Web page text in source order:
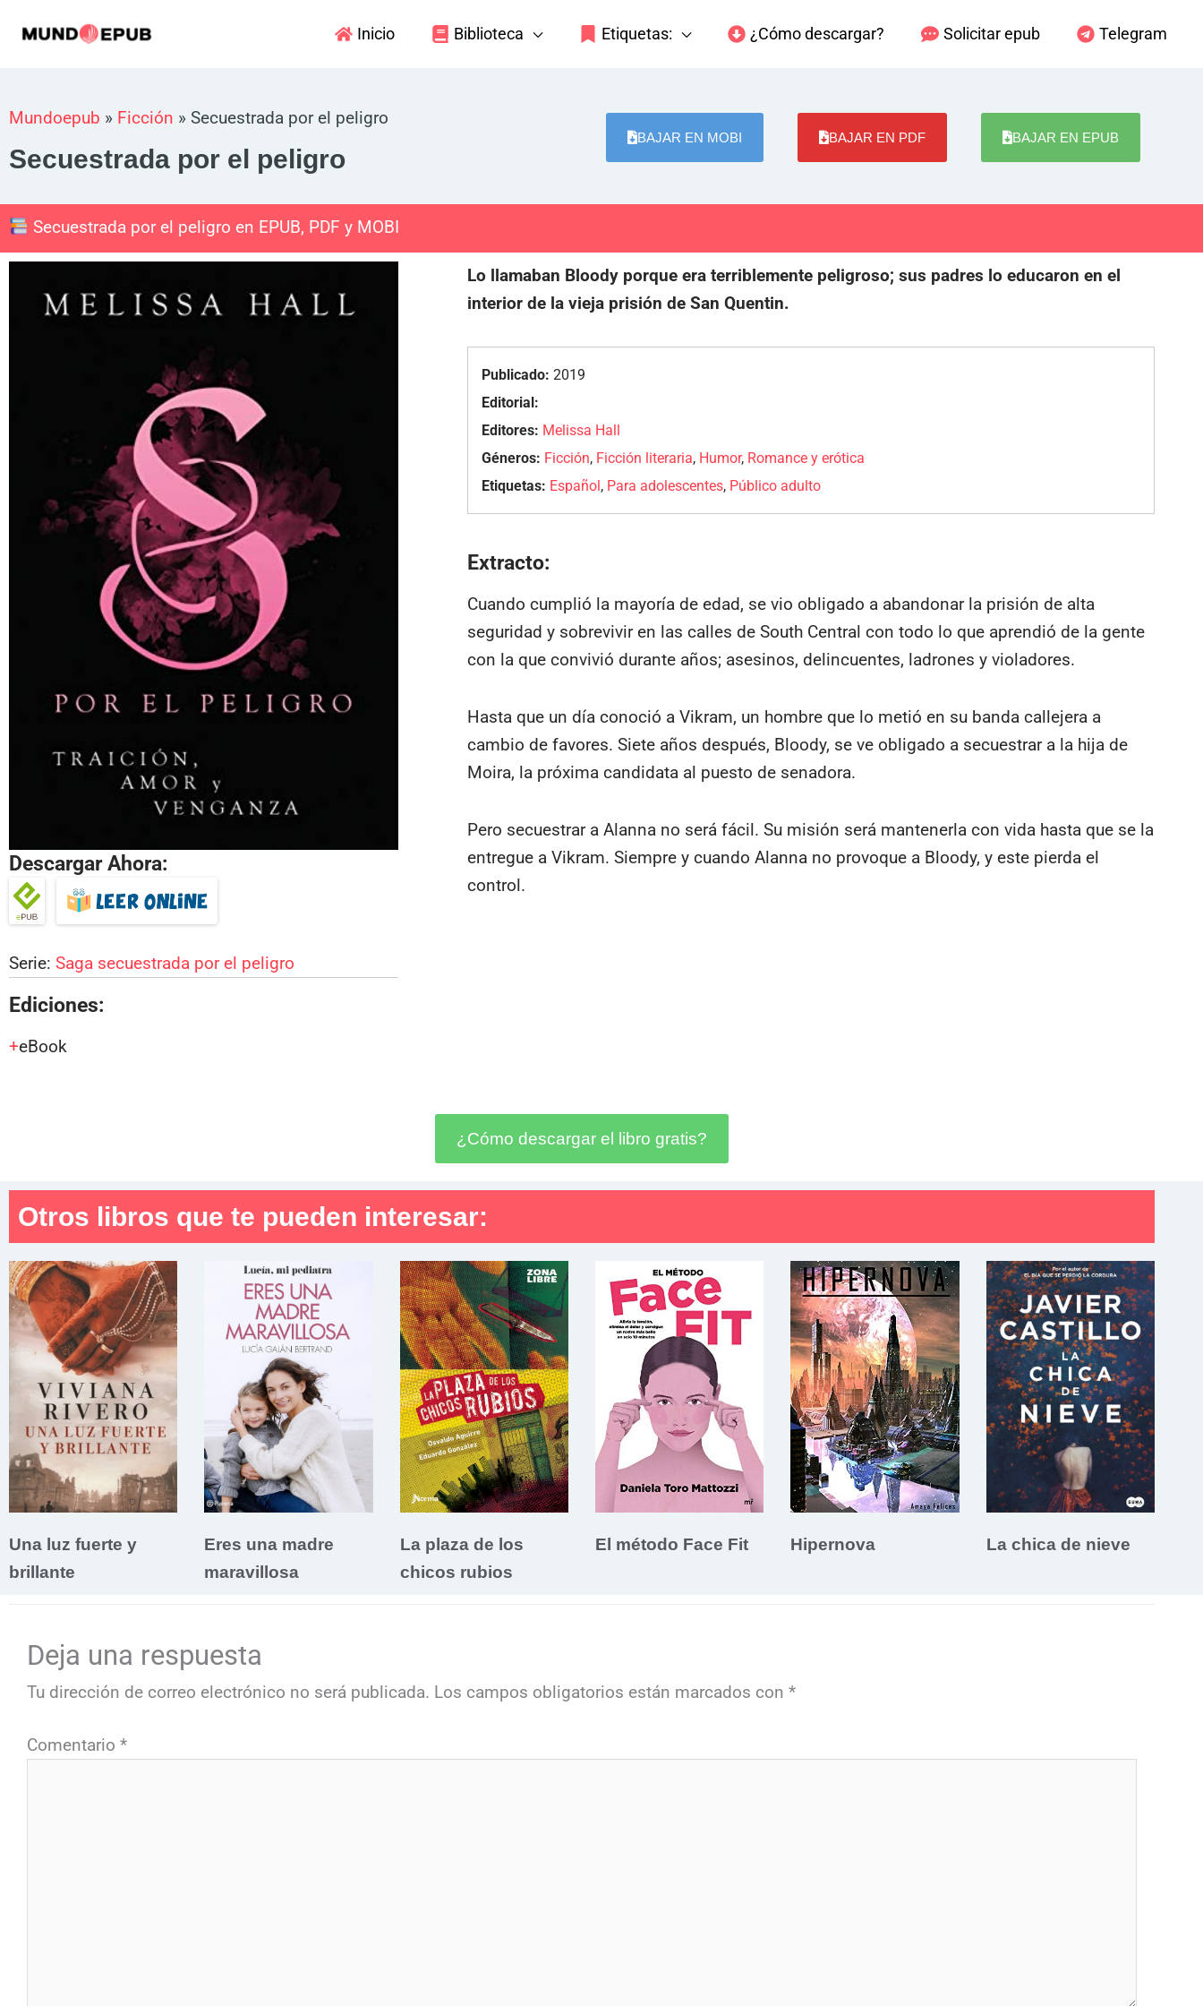
Inicio Biblioteca Etiquetas: ¿Cómo descargar? Solicitar epub Telegram
Mundoepub » Ficción » Secuestrada por el peligro
Secuestrada por el peligro
BAJAR EN MOBI BAJAR EN PDF BAJAR EN EPUB
Secuestrada por el peligro en EPUB, PDF y MOBI
Descargar Ahora:
Serie: Saga secuestrada por el peligro
Ediciones:
eBook
Lo llamaban Bloody porque era terriblemente peligroso; sus padres lo educaron en el
interior de la vieja prisión de San Quentin.
Publicado: 2019
Editorial:
Editores: Melissa Hall
Géneros: Ficción, Ficción literaria, Humor, Romance y erótica
Etiquetas: Español, Para adolescentes, Público adulto
Extracto:
Cuando cumplió la mayoría de edad, se vio obligado a abandonar la prisión de alta
seguridad y sobrevivir en las calles de South Central con todo lo que aprendió de la gente
con la que convivió durante años; asesinos, delincuentes, ladrones y violadores.
Hasta que un día conoció a Vikram, un hombre que lo metió en su banda callejera a
cambio de favores. Siete años después, Bloody, se ve obligado a secuestrar a la hija de
Moira, la próxima candidata al puesto de senadora.
Pero secuestrar a Alanna no será fácil. Su misión será mantenerla con vida hasta que se la
entregue a Vikram. Siempre y cuando Alanna no provoque a Bloody, y este pierda el
control.
¿Cómo descargar el libro gratis?
Otros libros que te pueden interesar:
Una luz fuerte y
brillante
Eres una madre
maravillosa
La plaza de los
chicos rubios
El método Face Fit Hipernova La chica de nieve
Deja una respuesta
Tu dirección de correo electrónico no será publicada. Los campos obligatorios están marcados con *
Comentario *